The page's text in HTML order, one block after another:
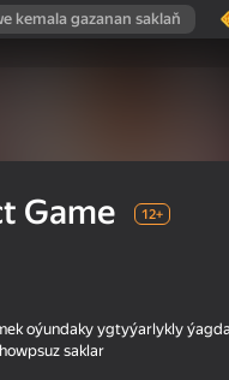
kemala gazanan saklaň
Game 12+
oýundaky ygtyýarlykly
saklar